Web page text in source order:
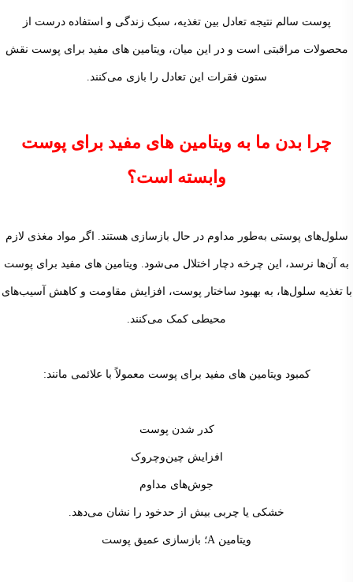
پوست سالم نتیجه تعادل بین تغذیه، سبک زندگی و استفاده درست از
محصولات مراقبتی است و در این میان، ویتامین های مفید برای پوست نقش
ستون فقرات این تعادل را بازی می‌کنند.
چرا بدن ما به ویتامین های مفید برای پوست
وابسته است؟
سلول‌های پوستی به‌طور مداوم در حال بازسازی هستند. اگر مواد مغذی لازم
به آن‌ها نرسد، این چرخه دچار اختلال می‌شود. ویتامین های مفید برای پوست
با تغذیه سلول‌ها، به بهبود ساختار پوست، افزایش مقاومت و کاهش آسیب‌های
محیطی کمک می‌کنند.
کمبود ویتامین های مفید برای پوست معمولاً با علائمی مانند:
کدر شدن پوست
افزایش چین‌وچروک
جوش‌های مداوم
خشکی یا چربی بیش از حد خود را نشان می‌دهد.
ویتامین A؛ بازسازی عمیق پوست